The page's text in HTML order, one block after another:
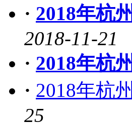
· 2018年杭
2018-11-21
· 2018年杭
· 2018年杭
25